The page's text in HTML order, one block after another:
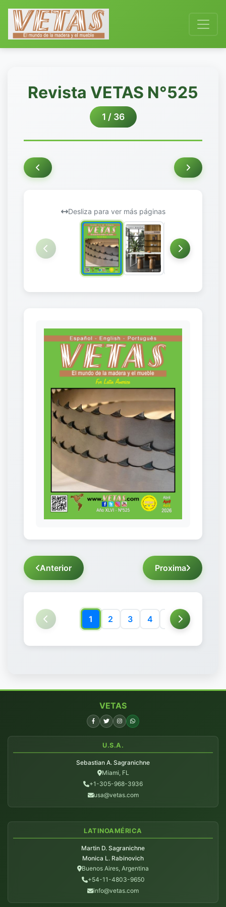
Revista VETAS N°525
1 / 36
Desliza para ver más páginas
Anterior Proxima
1 2 3 4 5 6
VETAS
U.S.A.
Sebastian A. Sagranichne
Miami, FL
+1-305-968-3936
usa@vetas.com
LATINOAMÉRICA
Martin D. Sagranichne
Monica L. Rabinovich
Buenos Aires, Argentina
+54-11-4803-9650
info@vetas.com